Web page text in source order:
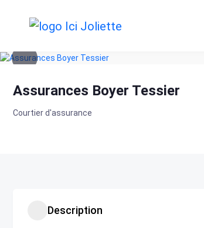
content
Assurances Boyer Tessier
Courtier d'assurance
Description